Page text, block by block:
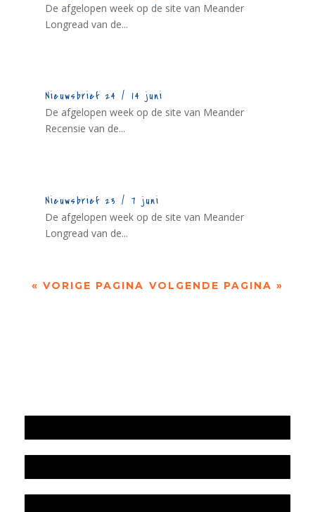
De afgelopen week op de site van Meander
Longread van de...
Nieuwsbrief 24 / 14 juni
De afgelopen week op de site van Meander
Recensie van de...
Nieuwsbrief 23 / 7 juni
De afgelopen week op de site van Meander
Longread van de...
« VORIGE PAGINA VOLGENDE PAGINA »